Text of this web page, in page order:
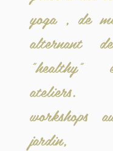
yoga , de
alternant
workshops